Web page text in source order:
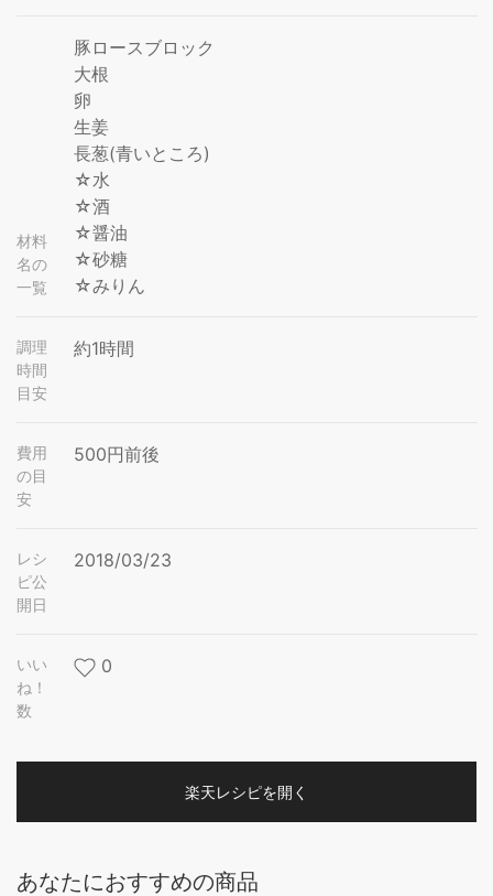
材料
名の
一覧
豚ロースブロック
大根
卵
生姜
長葱(青いところ)
☆水
☆酒
☆醤油
☆砂糖
☆みりん
調理
時間
目安
約1時間
費用
の目
安
500円前後
レシ
ピ公
開日
2018/03/23
いい
ね！
数
0
楽天レシピを開く
あなたにおすすめの商品